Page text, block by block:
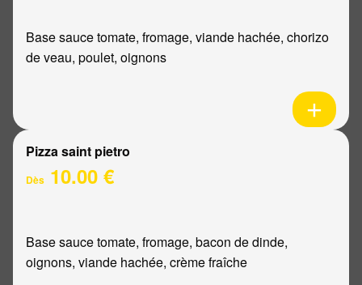
Base sauce tomate, fromage, viande hachée, chorizo
de veau, poulet, oignons
Pizza saint pietro
Dès 10.00 €
Base sauce tomate, fromage, bacon de dinde,
oignons, viande hachée, crème fraîche